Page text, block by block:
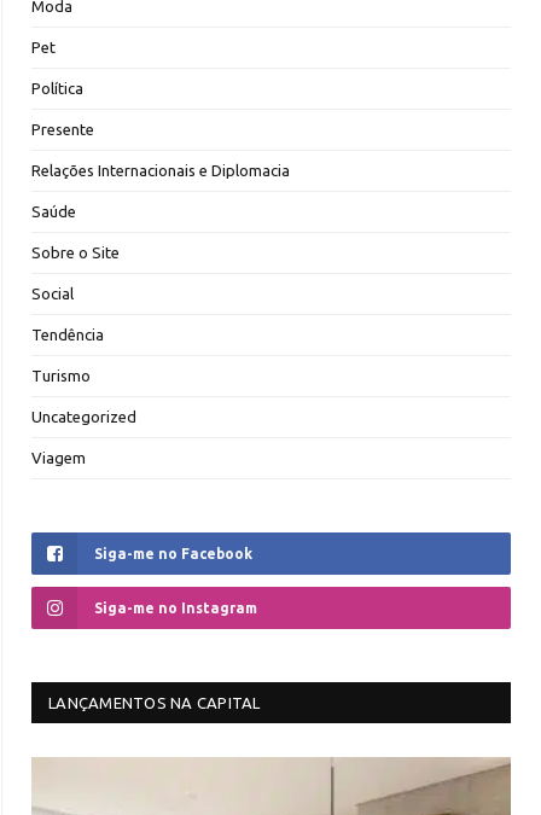
Moda
Pet
Política
Presente
Relações Internacionais e Diplomacia
Saúde
Sobre o Site
Social
Tendência
Turismo
Uncategorized
Viagem
Siga-me no Facebook
Siga-me no Instagram
LANÇAMENTOS NA CAPITAL